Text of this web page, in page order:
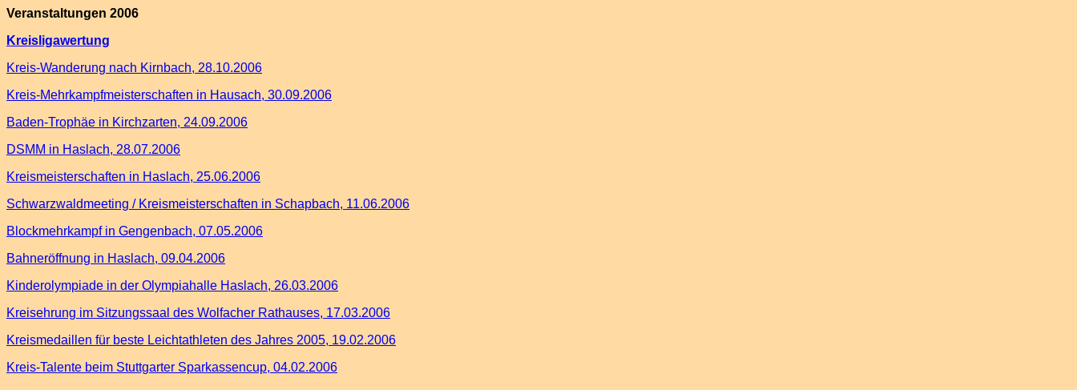
Veranstaltungen 2006
Kreisligawertung
Kreis-Wanderung nach Kirnbach, 28.10.2006
Kreis-Mehrkampfmeisterschaften in Hausach, 30.09.2006
Baden-Trophäe in Kirchzarten, 24.09.2006
DSMM in Haslach, 28.07.2006
Kreismeisterschaften in Haslach, 25.06.2006
Schwarzwaldmeeting / Kreismeisterschaften in Schapbach, 11.06.2006
Blockmehrkampf in Gengenbach, 07.05.2006
Bahneröffnung in Haslach, 09.04.2006
Kinderolympiade in der Olympiahalle Haslach, 26.03.2006
Kreisehrung im Sitzungssaal des Wolfacher Rathauses, 17.03.2006
Kreismedaillen für beste Leichtathleten des Jahres 2005, 19.02.2006
Kreis-Talente beim Stuttgarter Sparkassencup, 04.02.2006